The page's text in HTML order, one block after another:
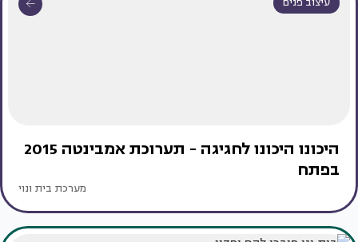
היכונו היכונו לחגיגה - תערוכת אמבינטה 2015
בפתח
מערכת בית ונוי